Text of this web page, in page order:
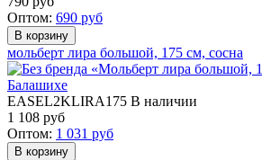
Оптом: 690 руб
мольберт лира большой, 175 см, сосна
EASEL2KLIRA175 В наличии
1 108 руб
Оптом: 1 031 руб